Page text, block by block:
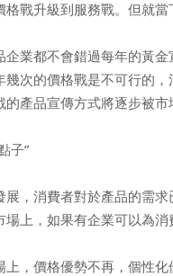
戰升級到服務戰。但就當
都不會錯過每年的黃金
幾次的價格戰是不可行的
產品宣傳方式將逐步被市
子”
消費者對於產品的需求
上，如果有企業可以為
價格優勢不再，個性化